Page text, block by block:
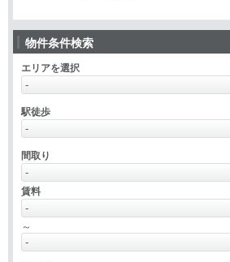
物件条件検索
エリアを選択
駅徒歩
間取り
賃料
～